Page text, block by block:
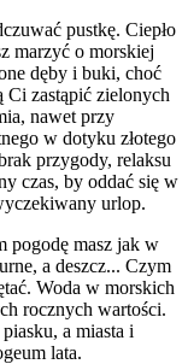
pustkę. Ciepło
marzyć o morskiej
dęby i buki, choć
Ci zastąpić zielonych
nawet przy
w dotyku złotego
przygody, relaksu
czas, by oddać się w
urlop.
pogodę masz jak w
a deszcz... Czym
Woda w morskich
rocznych wartości.
a miasta i
lata.